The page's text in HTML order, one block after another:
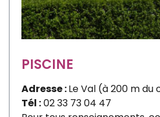
PISCINE
Adresse :Le Val (à 200 m du
Tél :02 33 73 04 47